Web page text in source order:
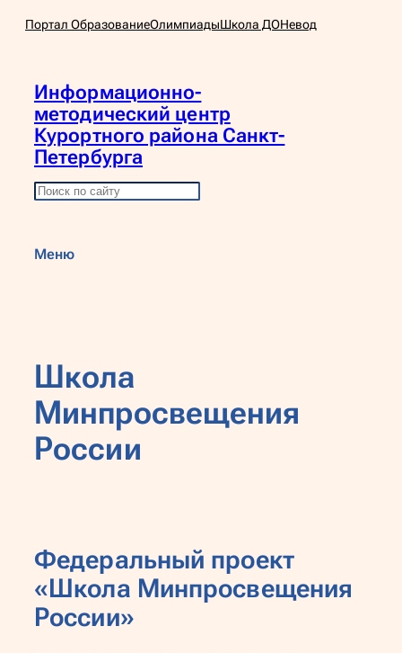
Перейти
Портал ОбразованиеОлимпиадыШкола ДОНевод
Информационно-
методический центр
Курортного района Санкт-
Петербурга
П
с
Меню
Школа
Минпросвещения
России
Федеральный проект
«Школа Минпросвещения
России»